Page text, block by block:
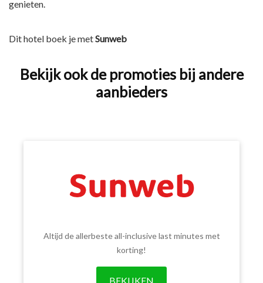
genieten.
Dit hotel boek je metSunweb
Bekijk ook de promoties bij andere
aanbieders
Altijd de allerbeste all-inclusive last minutes met
korting!
BEKIJKEN